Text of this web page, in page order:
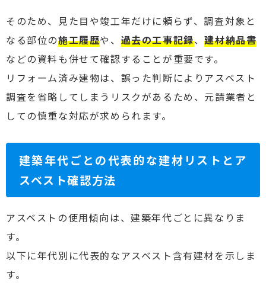
そのため、見た目や竣工年だけに頼らず、調査対象と
なる部位の施工履歴や、 過去の工事記録、建材納品書
などの資料も併せて確認することが重要です。
リフォーム済み建物は、誤った判断によりアスベスト
調査を省略してしまうリスクがあるため、元請業者と
しての慎重な対応が求められます。
建築年代ごとの代表的な建材リストとア
スベスト確認方法
アスベストの使用傾向は、建築年代ごとに異なりま
す。
以下に年代別に代表的なアスベスト含有建材を示しま
す。